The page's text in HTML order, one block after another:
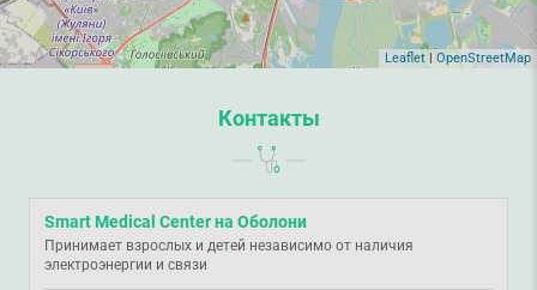
Leaflet OpenStreetMap
Контакты
Smart Medical Center на Оболони
Принимает взрослых и детей независимо от наличия
электроэнергии и связи